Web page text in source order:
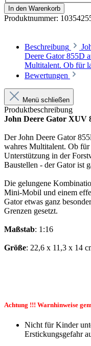
In den Warenkorb
Produktnummer:
Beschreibung
Deere Gator 855D
Multitalent. Ob für
Bewertungen
Menü schließen
Produktbeschreibung
John Deere Gator XUV
Der John Deere Gator
wahres Multitalent. Ob
Unterstützung in der
Baustellen - der Gator ist
Die gelungene
Mini-Mobil und einem
Gator etwas ganz
Grenzen gesetzt.
Maßstab: 1:16
Größe: 22,6 x 11,3 x 14
Achtung !!! Warnhinweise
Nicht für Kinder
Erstickungsgefahr